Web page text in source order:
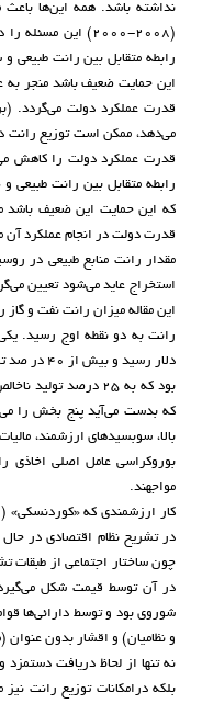
نداشته باشد. همه این‌ها
(2008-2000) این
رابطه متقابل بین رانت
این حمایت ضعیف باشد منجر
قدرت عملکرد دولت می‌گردد.
می‌دهد، ممکن است توزیع رانت
قدرت عملکرد دولت را کاهش
رابطه متقابل بین رانت
که این حمایت این ضعیف باشد
قدرت دولت در انجام عملکرد
مقدار رانت منابع طبیعی در
بود که به 25 درصد
که بدست می‌آید پنج بخش را
مواجهند.
در تشریح نظام اقتصادی در
چون ساختار اجتماعی از طبقات
در آن توسط قیمت شکل می‌گیرد.
شوروی بود و توسط دارائی‌ها
و نظامیان) و اقشار بدون
نه تنها از لحاظ دریافت دستمزد
بلکه درامکانات توزیع رانت